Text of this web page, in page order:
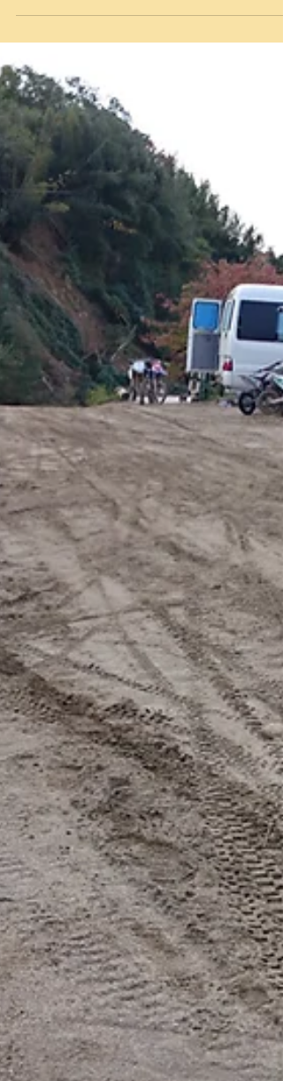
下 モトクロスＡコース 集合！ 時間は皆様の
合で宜しくお願い致します、走行料金はプラザ阪
下さ...